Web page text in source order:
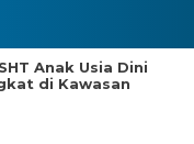
Anak Usia Dini
di Kawasan